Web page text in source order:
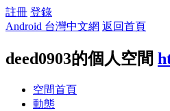
註冊 登錄
Android 台灣中文網 返回首頁
deed0903的個人空間
空間首頁
動態